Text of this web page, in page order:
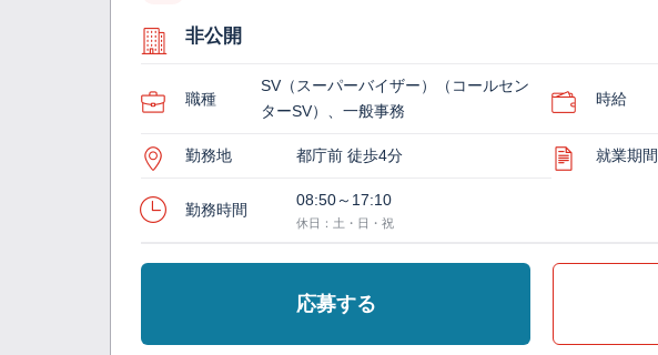
非公開
職種
SV（スーパーバイザー）（コールセン
ターSV）、一般事務
時給
勤務地 都庁前 徒歩4分 就業期間
勤務時間
08:50～17:10
休日：土・日・祝
応募する